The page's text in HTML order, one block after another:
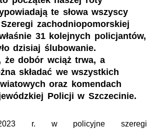
te słowa wszyscy
zachodniopomorskiej
31 kolejnych policjantów,
dzisiaj ślubowanie.
że dobór wciąż trwa, a
składać we wszystkich
oraz komendach
Policji w Szczecinie.
r. w policyjne szeregi